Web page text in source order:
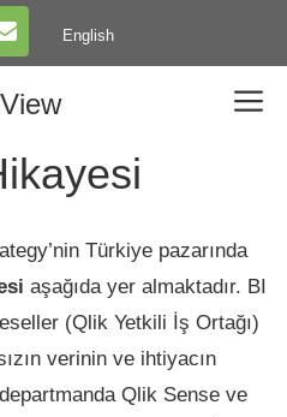
English
Türkiye pazarında
aşağıda yer almaktadır. BI
(Qlik Yetkili İş Ortağı)
verinin ve ihtiyacın
Qlik Sense ve